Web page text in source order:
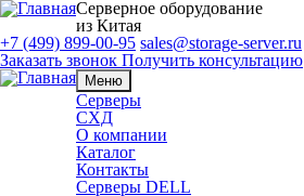
Серверное оборудование
из Китая
+7 (499) 899-00-95 sales@storage-server.ru
Заказать звонок Получить консультацию
Меню
Серверы
СХД
О компании
Каталог
Контакты
Серверы DELL